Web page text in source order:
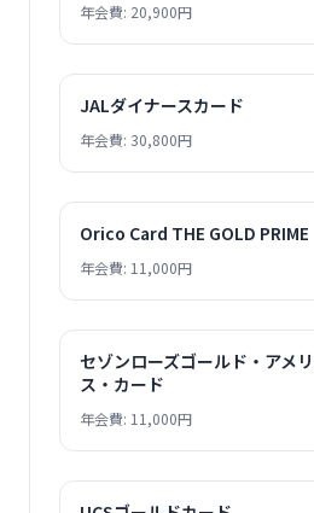
年会費: 20,900円
JALダイナースカード
年会費: 30,800円
Orico Card THE GOLD PRIME
年会費: 11,000円
セゾンローズゴールド・アメ
ス・カード
年会費: 11,000円